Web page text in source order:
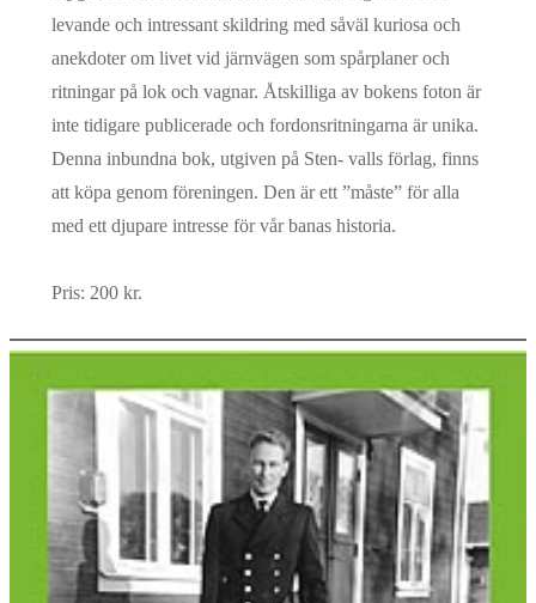
levande och intressant skildring med såväl kuriosa och
anekdoter om livet vid järnvägen som spårplaner och
ritningar på lok och vagnar. Åtskilliga av bokens foton är
inte tidigare publicerade och fordonsritningarna är unika.
Denna inbundna bok, utgiven på Sten- valls förlag, finns
att köpa genom föreningen. Den är ett ”måste” för alla
med ett djupare intresse för vår banas historia.
Pris: 200 kr.